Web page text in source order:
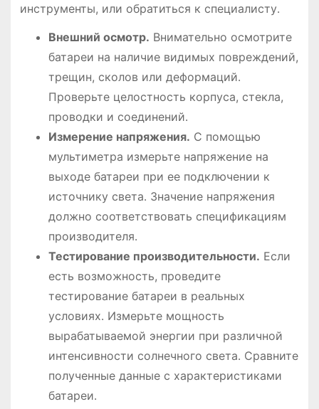
инструменты, или обратиться к специалисту․
Внешний осмотр․ Внимательно осмотрите
батареи на наличие видимых повреждений,
трещин, сколов или деформаций․
Проверьте целостность корпуса, стекла,
проводки и соединений․
Измерение напряжения․ С помощью
мультиметра измерьте напряжение на
выходе батареи при ее подключении к
источнику света․ Значение напряжения
должно соответствовать спецификациям
производителя․
Тестирование производительности․ Если
есть возможность, проведите
тестирование батареи в реальных
условиях․ Измерьте мощность
вырабатываемой энергии при различной
интенсивности солнечного света․ Сравните
полученные данные с характеристиками
батареи․